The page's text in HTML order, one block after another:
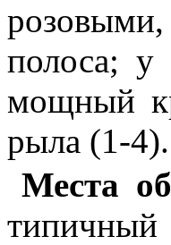
полоса; у
мощный
рыла (1-4).
Места